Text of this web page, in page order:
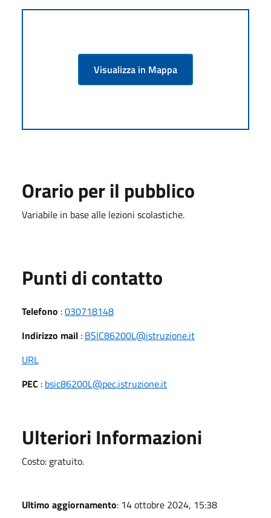
Visualizza in Mappa
Orario per il pubblico
Variabile in base alle lezioni scolastiche.
Punti di contatto
Telefono :030718148
Indirizzo mail : BSIC86200L@istruzione.it
URL
PEC : bsic86200L@pec.istruzione.it
Ulteriori Informazioni
Costo: gratuito.
Ultimo aggiornamento: 14 ottobre 2024, 15:38